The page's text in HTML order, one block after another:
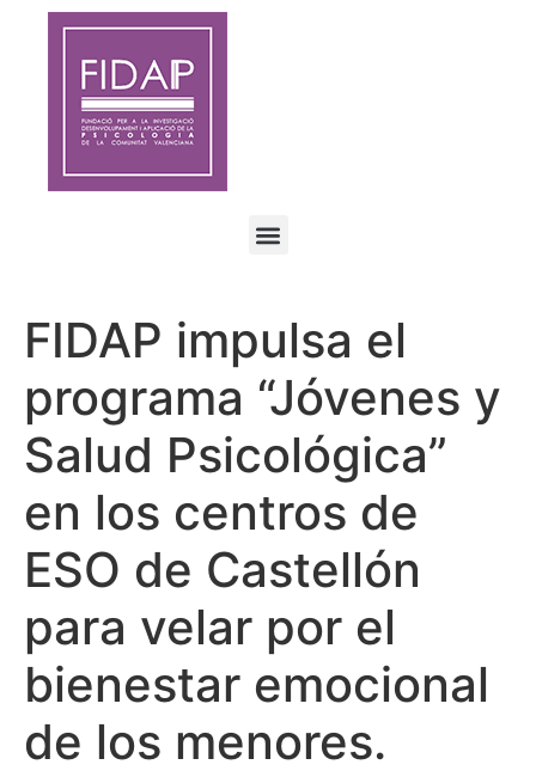
FIDAP impulsa el
programa “Jóvenes y
Salud Psicológica”
en los centros de
ESO de Castellón
para velar por el
bienestar emocional
de los menores.